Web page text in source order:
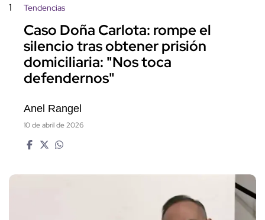
1 Tendencias
Caso Doña Carlota: rompe el
silencio tras obtener prisión
domiciliaria: "Nos toca
defendernos"
Anel Rangel
10 de abril de 2026